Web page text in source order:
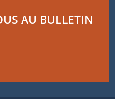
AU BULLETIN